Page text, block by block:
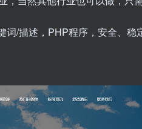
/描述，PHP程序，安全、稳